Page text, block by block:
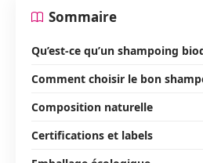
Sommaire
Qu’est-ce qu’un shampoing
Comment choisir le bon
Composition naturelle
Certifications et labels